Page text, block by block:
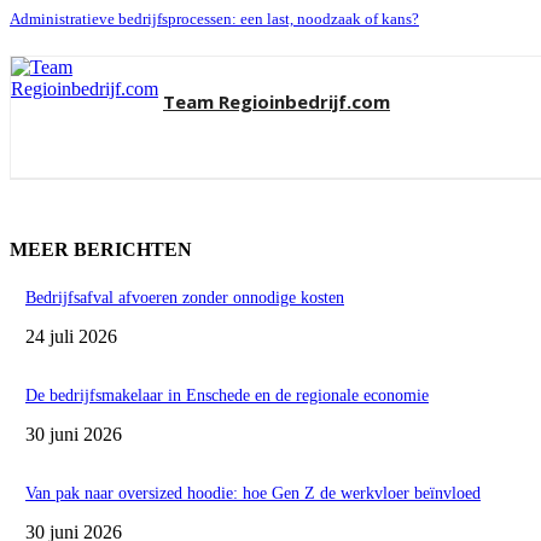
Administratieve bedrijfsprocessen: een last, noodzaak of kans?
Team Regioinbedrijf.com
MEER BERICHTEN
Bedrijfsafval afvoeren zonder onnodige kosten
24 juli 2026
De bedrijfsmakelaar in Enschede en de regionale economie
30 juni 2026
Van pak naar oversized hoodie: hoe Gen Z de werkvloer beïnvloed
30 juni 2026